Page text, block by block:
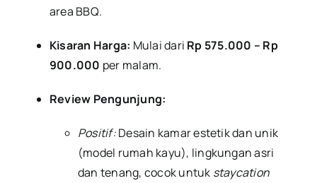
area BBQ.
Kisaran Harga: Mulai dari Rp 575.000 – Rp
900.000 per malam.
Review Pengunjung:
Positif:Desain kamar estetik dan unik
(model rumah kayu), lingkungan asri
dan tenang, cocok untuk staycation